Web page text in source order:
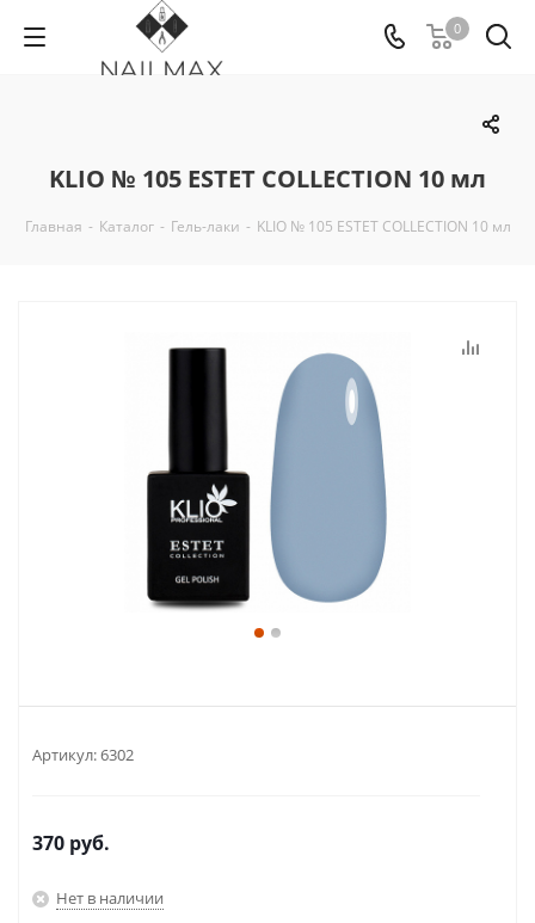
0
KLIO № 105 ESTET COLLECTION 10 мл
Главная - Каталог - Гель-лаки - KLIO № 105 ESTET COLLECTION 10 мл
Артикул:6302
370 руб.
Нет в наличии